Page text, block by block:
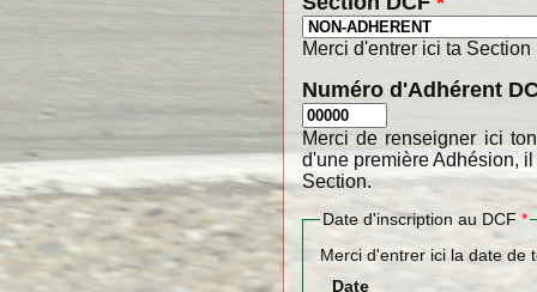
Merci d'entrer ici ta
Numéro d'Adhérent
Merci de renseigner ici
d'une première Adhésion,
Section.
Date d'inscription au DCF *
Merci d'entrer ici la date de
Date